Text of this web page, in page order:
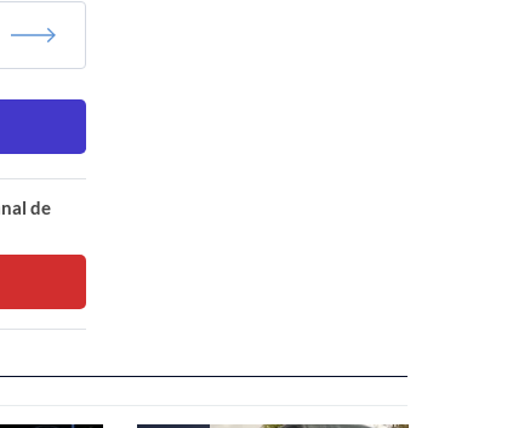
de